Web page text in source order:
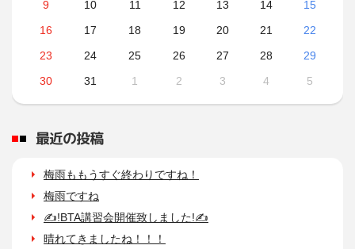
9
10 11 12 13 14
15
16
17 18 19 20 21
22
23
24 25 26 27 28
29
30
31 1 2 3 4 5
最近の投稿
梅雨ももうすぐ終わりですね！
梅雨ですね
✍!BTA講習会開催致しました!✍
晴れてきましたね！！！